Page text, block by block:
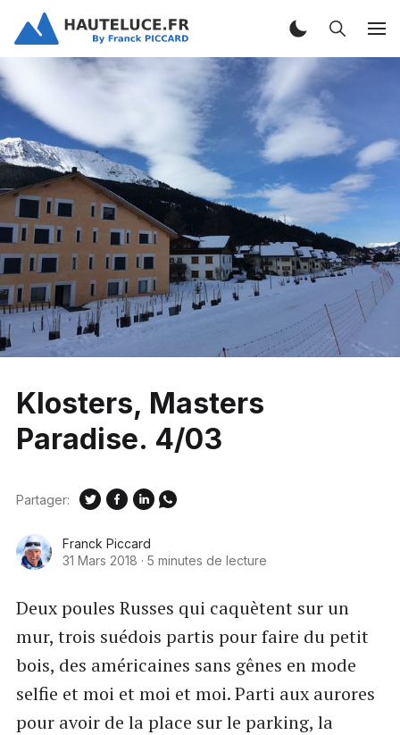
Klosters, Masters
Paradise. 4/03
Franck Piccard
31 Mars 2018 · 5 minutes de lecture
Partager:
Deux poules Russes qui caquètent sur un
mur, trois suédois partis pour faire du petit
bois, des américaines sans gênes en mode
selfie et moi et moi et moi. Parti aux aurores
pour avoir de la place sur le parking, la